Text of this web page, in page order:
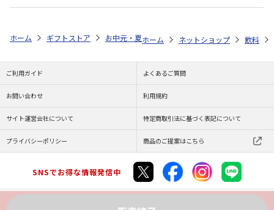
ホーム ギフトストア お中元・夏ギフト特集 2026 ゆうゆうギフト
ホーム ネットショップ 飲料
ご利用ガイド よくあるご質問
お問い合わせ 利用規約
サイト運営会社について 特定商取引法に基づく表記について
プライバシーポリシー 商品のご提案はこちら
SNSでお得な情報発信中